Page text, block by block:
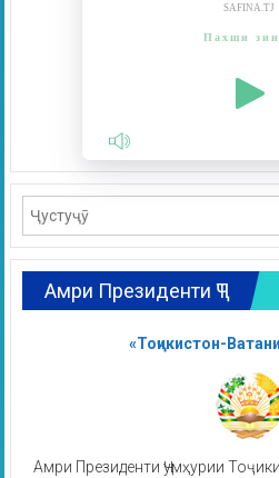
SAFINA.TJ
Пахши
Амри Президенти ҶТ
«Тоҷикистон-
Амри Президенти Ҷумҳурии